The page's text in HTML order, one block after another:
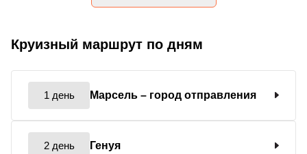
Круизный маршрут по дням
1 день Марсель – город отправления
2 день Генуя